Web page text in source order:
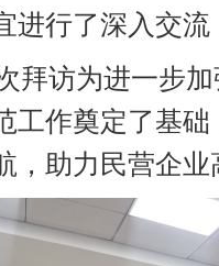
进行了深入交流
拜访为进一步
工作奠定了基
，助力民营企业